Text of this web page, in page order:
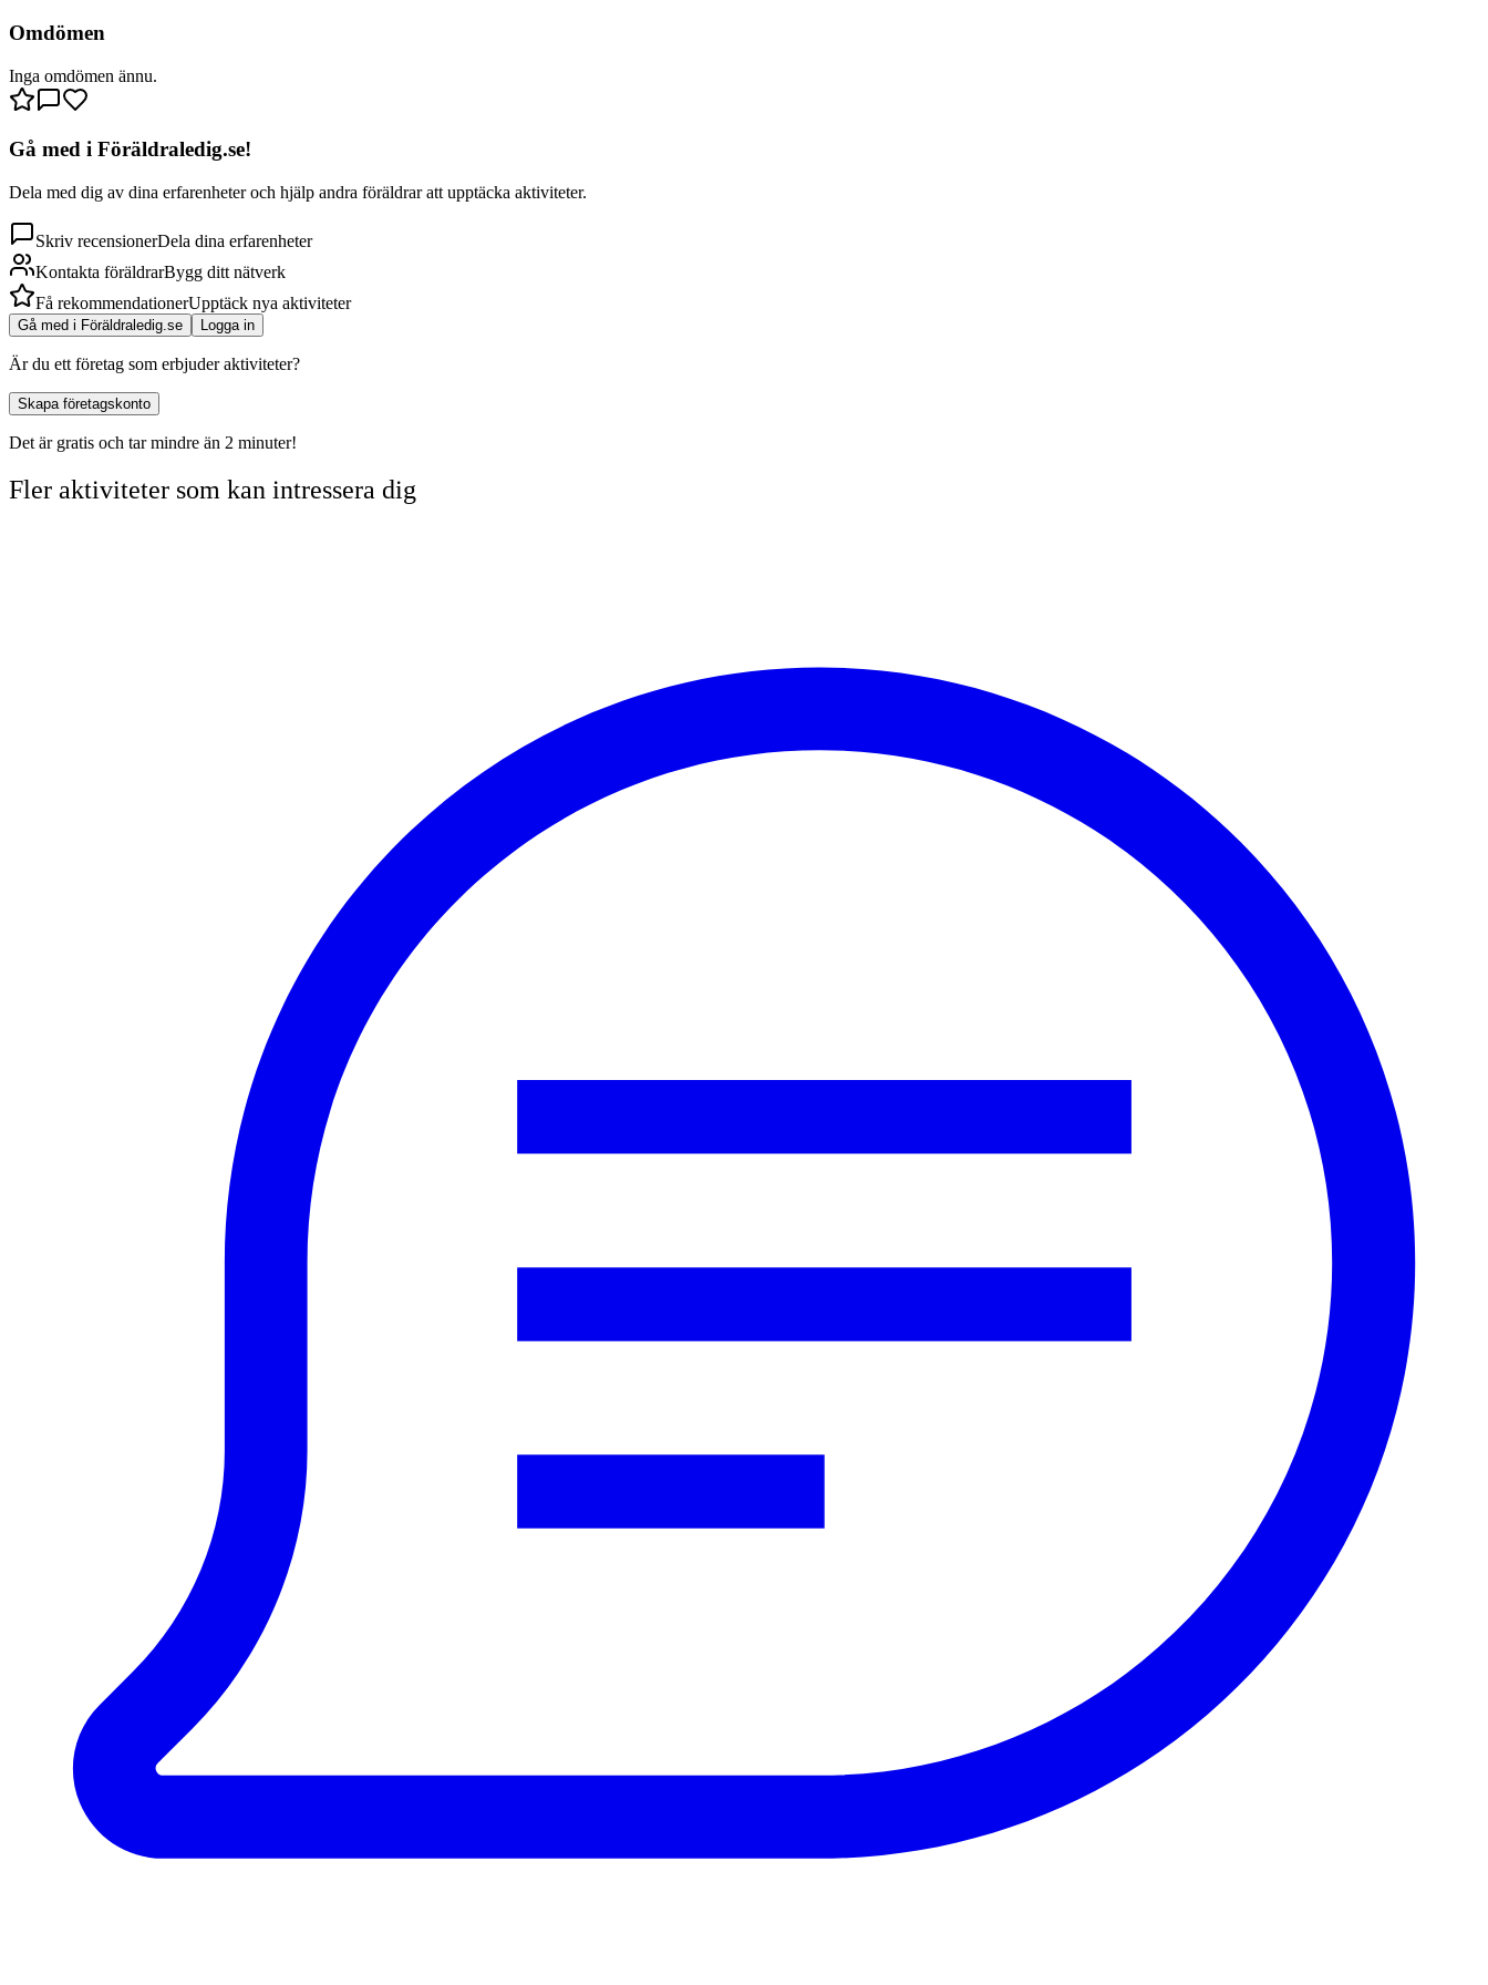
Omdömen
Inga omdömen ännu.
Gå med i Föräldraledig.se!
Dela med dig av dina erfarenheter och hjälp andra föräldrar att upptäcka aktiviteter.
Skriv recensionerDela dina erfarenheter
Kontakta föräldrarBygg ditt nätverk
Få rekommendationerUpptäck nya aktiviteter
Gå med i Föräldraledig.se Logga in
Är du ett företag som erbjuder aktiviteter?
Skapa företagskonto
Det är gratis och tar mindre än 2 minuter!
Fler aktiviteter som kan intressera dig